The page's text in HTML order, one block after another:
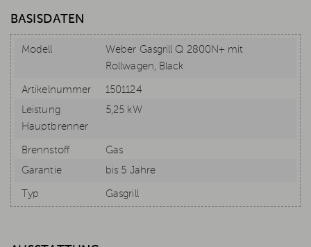
BASISDATEN
Modell
Weber Gasgrill Q 2800N+ mit
Rollwagen, Black
Artikelnummer
1501124
Leistung
Hauptbrenner
5,25 kW
Brennstoff
Gas
Garantie
bis 5 Jahre
Typ Gasgrill